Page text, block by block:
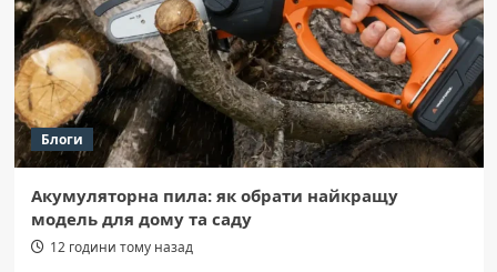
Блоги
Акумуляторна пила: як обрати найкращу
модель для дому та саду
12 години тому назад